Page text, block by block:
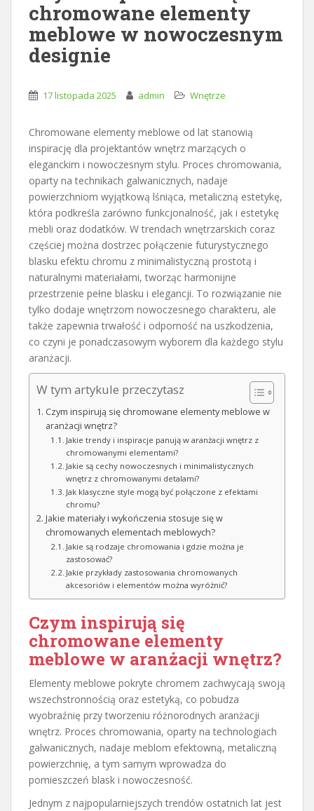
chromowane elementy
meblowe w nowoczesnym
designie
17 listopada 2025 admin Wnętrze
Chromowane elementy meblowe od lat stanowią
inspirację dla projektantów wnętrz marzących o
eleganckim i nowoczesnym stylu. Proces chromowania,
oparty na technikach galwanicznych, nadaje
powierzchniom wyjątkową lśniąca, metaliczną estetykę,
która podkreśla zarówno funkcjonalność, jak i estetykę
mebli oraz dodatków. W trendach wnętrzarskich coraz
częściej można dostrzec połączenie futurystycznego
blasku efektu chromu z minimalistyczną prostotą i
naturalnymi materiałami, tworząc harmonijne
przestrzenie pełne blasku i elegancji. To rozwiązanie nie
tylko dodaje wnętrzom nowoczesnego charakteru, ale
także zapewnia trwałość i odporność na uszkodzenia,
co czyni je ponadczasowym wyborem dla każdego stylu
aranżacji.
W tym artykule przeczytasz
Czym inspirują się chromowane elementy meblowe w
aranżacji wnętrz?
Jakie trendy i inspiracje panują w aranżacji wnętrz z
chromowanymi elementami?
Jakie są cechy nowoczesnych i minimalistycznych
wnętrz z chromowanymi detalami?
Jak klasyczne style mogą być połączone z efektami
chromu?
Jakie materiały i wykończenia stosuje się w
chromowanych elementach meblowych?
Jakie są rodzaje chromowania i gdzie można je
zastosować?
Jakie przykłady zastosowania chromowanych
akcesoriów i elementów można wyróżnić?
Czym inspirują się
chromowane elementy
meblowe w aranżacji wnętrz?
Elementy meblowe pokryte chromem zachwycają swoją
wszechstronnością oraz estetyką, co pobudza
wyobraźnię przy tworzeniu różnorodnych aranżacji
wnętrz. Proces chromowania, oparty na technologiach
galwanicznych, nadaje meblom efektowną, metaliczną
powierzchnię, a tym samym wprowadza do
pomieszczeń blask i nowoczesność.
Jednym z najpopularniejszych trendów ostatnich lat jest